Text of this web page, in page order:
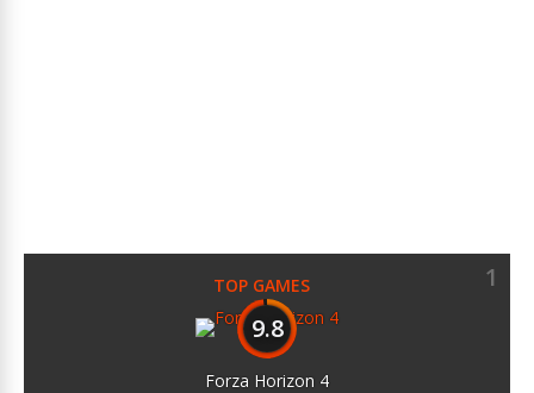
TOP GAMES
1
9.8
Forza Horizon 4